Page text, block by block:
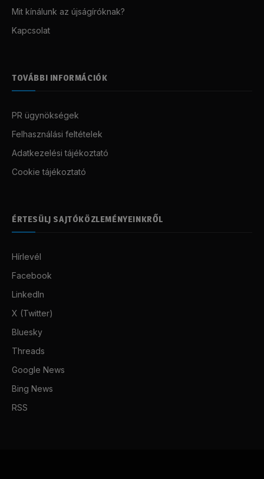
Mit kínálunk az újságíróknak?
Kapcsolat
TOVÁBBI INFORMÁCIÓK
PR ügynökségek
Felhasználási feltételek
Adatkezelési tájékoztató
Cookie tájékoztató
ÉRTESÜLJ SAJTÓKÖZLEMÉNYEINKRŐL
Hírlevél
Facebook
LinkedIn
X (Twitter)
Bluesky
Threads
Google News
Bing News
RSS